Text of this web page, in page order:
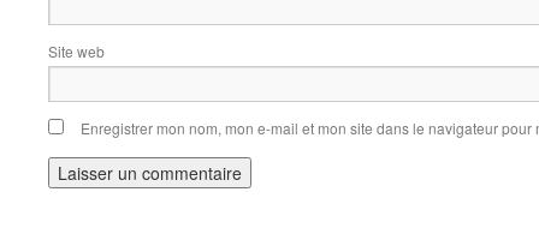
Site web
Enregistrer mon nom, mon e-mail et mon site dans le navigateur